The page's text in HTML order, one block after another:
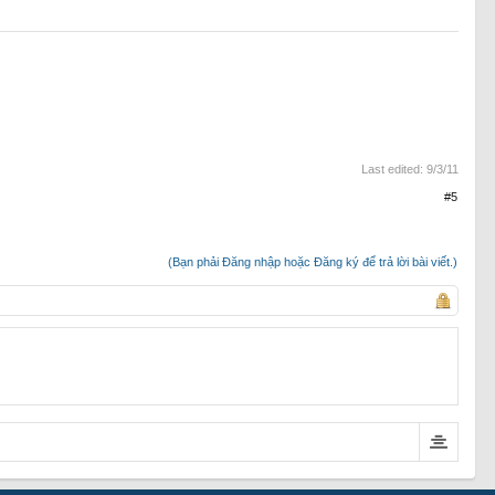
Last edited: 9/3/11
#5
(Bạn phải Đăng nhập hoặc Đăng ký để trả lời bài viết.)